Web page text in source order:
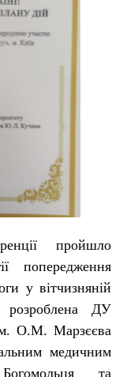
пройшло
попередження
у вітчизняній
розроблена ДУ
О.М. Марзєєва
медичним
та